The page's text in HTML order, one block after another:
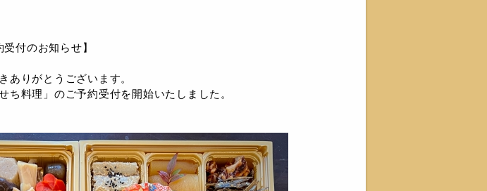
付のお知らせ】
ありがとうございます。
ち料理」のご予約受付を開始いたしました。